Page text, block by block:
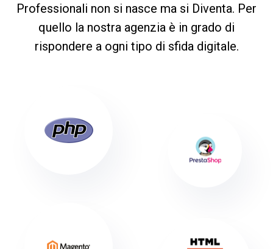
Professionali non si nasce ma si Diventa. Per
quello la nostra agenzia è in grado di
rispondere a ogni tipo di sfida digitale.